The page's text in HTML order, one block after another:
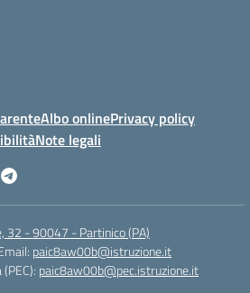
Albo onlinePrivacy policy
Note legali
32 - 90047 - Partinico (PA)
paic8aw00b@istruzione.it
paic8aw00b@pec.istruzione.it